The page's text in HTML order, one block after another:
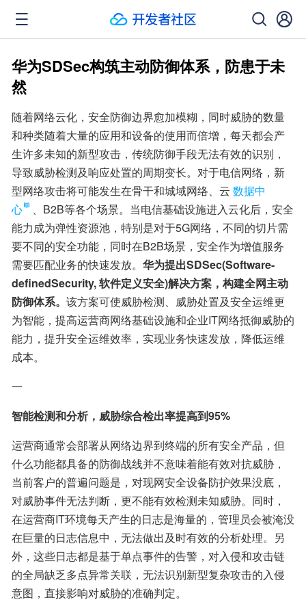
华为SDSec构筑主动防御体系，防患于未
然
随着网络云化，安全防御边界愈加模糊，同时威胁的数量
和种类随着大量的应用和设备的使用而倍增，每天都会产
生许多未知的新型攻击，传统防御手段无法有效的识别，
导致威胁检测及响应处置的周期变长。对于电信网络，新
型网络攻击将可能发生在骨干和城域网络、云 数据中
心
、B2B等各个场景。当电信基础设施进入云化后，安全
能力成为弹性资源池，特别是对于5G网络，不同的切片需
要不同的安全功能，同时在B2B场景，安全作为增值服务
需要匹配业务的快速发放。 华为提出SDSec(Software-
definedSecurity, 软件定义安全)解决方案，构建全网主动
防御体系。 该方案可使威胁检测、威胁处置及安全运维更
为智能，提高运营商网络基础设施和企业IT网络抵御威胁的
能力，提升安全运维效率，实现业务快速发放，降低运维
成本。
一
智能检测和分析，威胁综合检出率提高到95%
运营商通常会部署从网络边界到终端的所有安全产品，但
什么功能都具备的防御战线并不意味着能有效对抗威胁，
当前客户的普遍问题是，对现网安全设备防护效果没底，
对威胁事件无法判断，更不能有效检测未知威胁。同时，
在运营商IT环境每天产生的日志是海量的，管理员会被淹没
在巨量的日志信息中，无法做出及时有效的分析处理。另
外，这些日志都是基于单点事件的告警，对入侵和攻击链
的全局缺乏多点异常关联，无法识别新型复杂攻击的入侵
意图，直接影响对威胁的准确判定。